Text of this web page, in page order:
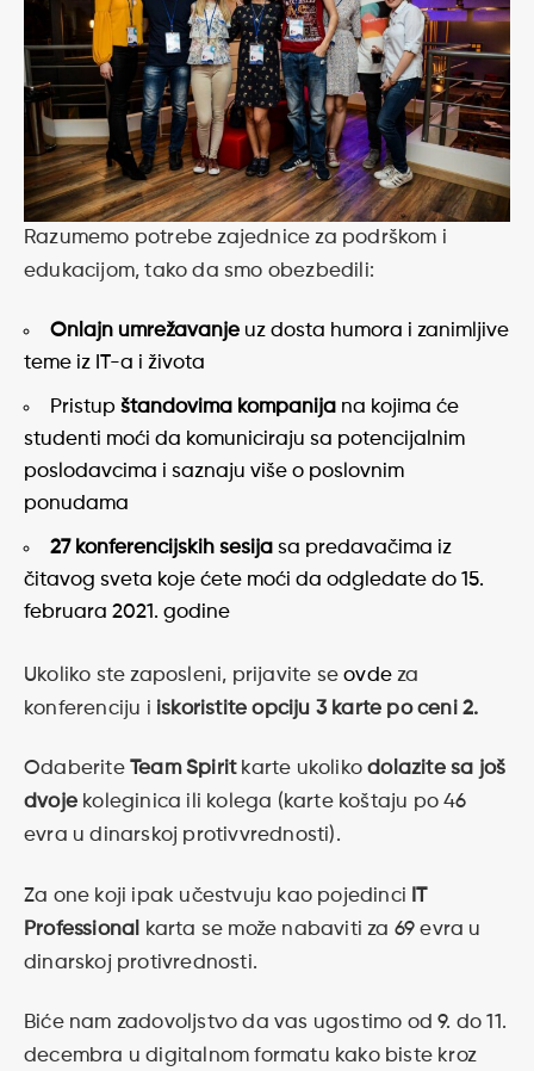
Razumemo potrebe zajednice za podrškom i
edukacijom, tako da smo obezbedili:
Onlajn umrežavanjeuz dosta humora i zanimljive
teme iz IT-a i života
Pristup štandovima kompanijana kojima će
studenti moći da komuniciraju sa potencijalnim
poslodavcima i saznaju više o poslovnim
ponudama
27 konferencijskih sesijasa predavačima iz
čitavog sveta koje ćete moći da odgledate do 15.
februara 2021. godine
Ukoliko ste zaposleni, prijavite seovde za
konferenciju i iskoristite opciju 3 karte po ceni 2.
Odaberite Team Spiritkarte ukolikodolazite sa još
dvoje koleginica ili kolega (karte koštaju po 46
evra u dinarskoj protivvrednosti).
Za one koji ipak učestvuju kao pojedinci IT
Professional
karta se može nabaviti za 69 evra u
dinarskoj protivrednosti.
Biće nam zadovoljstvo da vas ugostimo od 9. do 11.
decembra u digitalnom formatu kako biste kroz